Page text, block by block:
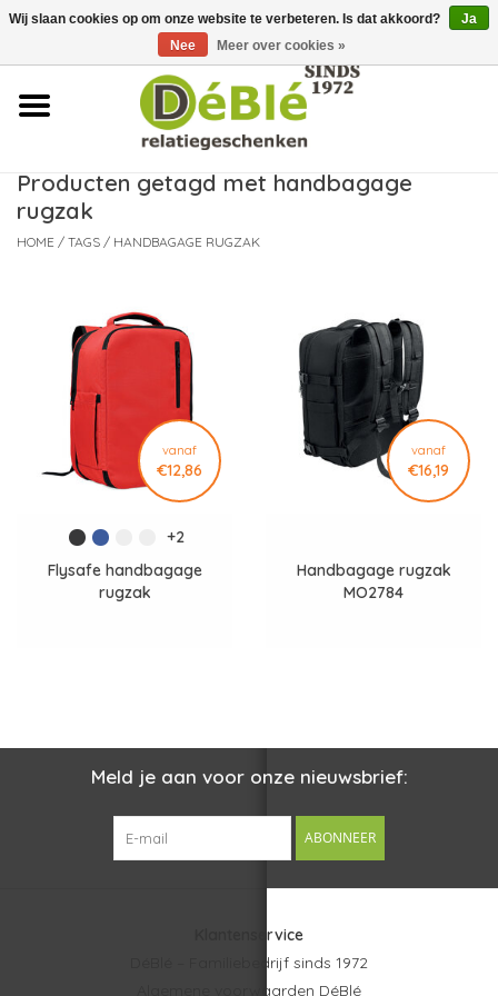
Over ons
Contact
Nieuws
Producten getagd met handbagage
rugzak
HOME / TAGS / HANDBAGAGE RUGZAK
vanaf
€12,86
+2
Flysafe handbagage
rugzak
vanaf
€16,19
Handbagage rugzak
MO2784
Meld je aan voor onze nieuwsbrief:
ABONNEER
Klantenservice
DéBlé – Familiebedrijf sinds 1972
Algemene voorwaarden DéBlé
Wij slaan cookies op om onze website te verbeteren. Is dat akkoord?
Ja
Nee
Meer over cookies »